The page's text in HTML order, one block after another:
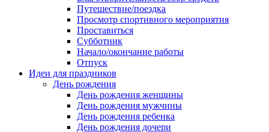
Путешествие/поездка
Просмотр спортивного мероприятия
Проставиться
Субботник
Начало/окончание работы
Отпуск
Идеи для праздников
День рождения
День рождения женщины
День рождения мужчины
День рождения ребенка
День рождения дочери